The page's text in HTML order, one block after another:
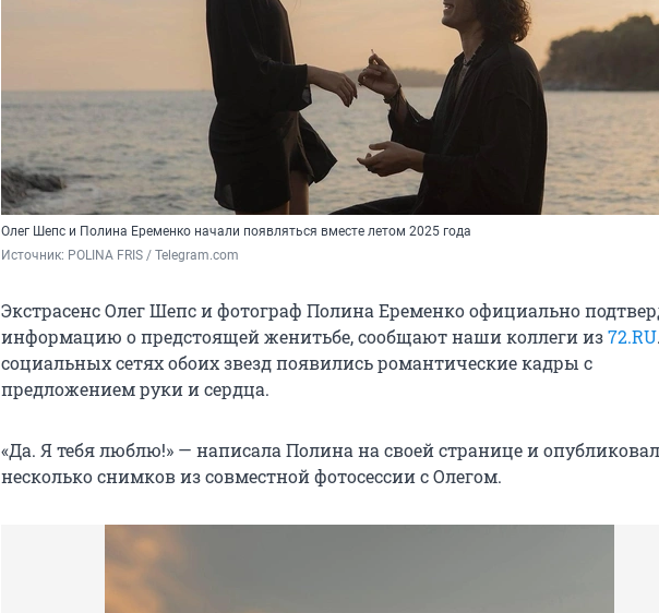
Олег Шепс и Полина Еременко начали появляться вместе летом 2025 года
Источник: POLINA FRIS / Telegram.com
Экстрасенс Олег Шепс и фотограф Полина Еременко официально
информацию о предстоящей женитьбе, сообщают наши коллеги из72.RU
социальных сетях обоих звезд появились романтические кадры с
предложением руки и сердца.
«Да. Я тебя люблю!» — написала Полина на своей странице и
несколько снимков из совместной фотосессии с Олегом.